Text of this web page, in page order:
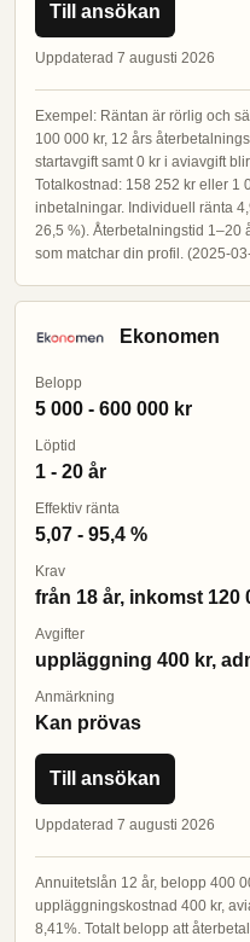
Till ansökan
Uppdaterad 7 augusti 2026
Exempel: Räntan är rörlig och
100 000 kr, 12 års
startavgift samt 0 kr i aviavgift
Totalkostnad: 158 252 kr eller 1
inbetalningar. Individuell ränta
26,5 %). Återbetalningstid 1–20
som matchar din profil. (2025-
Ekonomen
Belopp
5 000 - 600 000 kr
Löptid
1 - 20 år
Effektiv ränta
5,07 - 95,4 %
Krav
från 18 år, inkomst 120
Avgifter
uppläggning 400 kr,
Anmärkning
Kan prövas
Till ansökan
Uppdaterad 7 augusti 2026
Annuitetslån 12 år, belopp 400
uppläggningskostnad 400 kr,
8,41%. Totalt belopp att